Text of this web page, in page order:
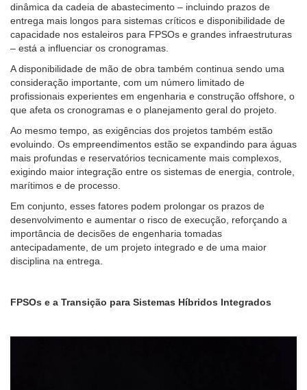
dinâmica da cadeia de abastecimento – incluindo prazos de
entrega mais longos para sistemas críticos e disponibilidade de
capacidade nos estaleiros para FPSOs e grandes infraestruturas
– está a influenciar os cronogramas.
A disponibilidade de mão de obra também continua sendo uma
consideração importante, com um número limitado de
profissionais experientes em engenharia e construção offshore, o
que afeta os cronogramas e o planejamento geral do projeto.
Ao mesmo tempo, as exigências dos projetos também estão
evoluindo. Os empreendimentos estão se expandindo para águas
mais profundas e reservatórios tecnicamente mais complexos,
exigindo maior integração entre os sistemas de energia, controle,
marítimos e de processo.
Em conjunto, esses fatores podem prolongar os prazos de
desenvolvimento e aumentar o risco de execução, reforçando a
importância de decisões de engenharia tomadas
antecipadamente, de um projeto integrado e de uma maior
disciplina na entrega.
FPSOs e a Transição para Sistemas Híbridos Integrados